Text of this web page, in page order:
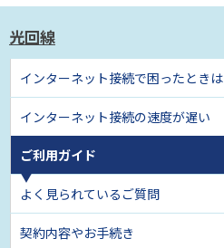
光回線
インターネット接続で困ったときは
インターネット接続の速度が遅い
ご利用ガイド
よく見られているご質問
契約内容やお手続き